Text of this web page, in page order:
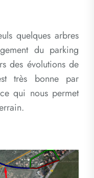
quelques arbres
du parking
des évolutions de
très bonne par
qui nous permet